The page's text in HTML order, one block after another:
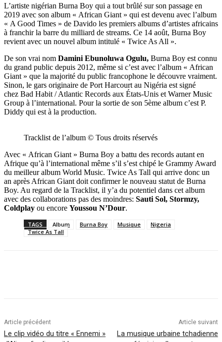
L’artiste nigérian Burna Boy qui a tout brûlé sur son passage en
2019 avec son album « African Giant » qui est devenu avec l’album
« A Good Times » de Davido les premiers albums d’artistes africains
à franchir la barre du milliard de streams. Ce 14 août, Burna Boy
revient avec un nouvel album intitulé « Twice As All ».
De son vrai nom Damini Ebunoluwa Ogulu, Burna Boy est connu
du grand public depuis 2012, même si c’est avec l’album « African
Giant » que la majorité du public francophone le découvre vraiment.
Sinon, le gars originaire de Port Harcourt au Nigéria est signé
chez Bad Habit / Atlantic Records aux États-Unis et Warner Music
Group à l’international. Pour la sortie de son 5ème album c’est P.
Diddy qui est à la production.
Tracklist de l’album © Tous droits réservés
Avec « African Giant » Burna Boy a battu des records autant en
Afrique qu’à l’international même s’il s’est chipé le Grammy Award
du meilleur album World Music. Twice As Tall qui arrive donc un
an après African Giant doit confirmer le nouveau statut de Burna
Boy. Au regard de la Tracklist, il y’a du potentiel dans cet album
avec des collaborations pas des moindres: Sauti Sol, Stormzy,
Coldplay ou encore Youssou N’Dour.
TAGS Album Burna Boy Musique
Nigeria
Twice As Tall
Article précédent
Le clip vidéo du titre « Ennemi »
Article suivant
La musique urbaine tchadienne